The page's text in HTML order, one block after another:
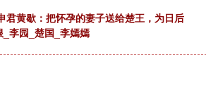
君黄歇：把怀孕的妻子送给楚王，为日后
李园_楚国_李嫣嫣